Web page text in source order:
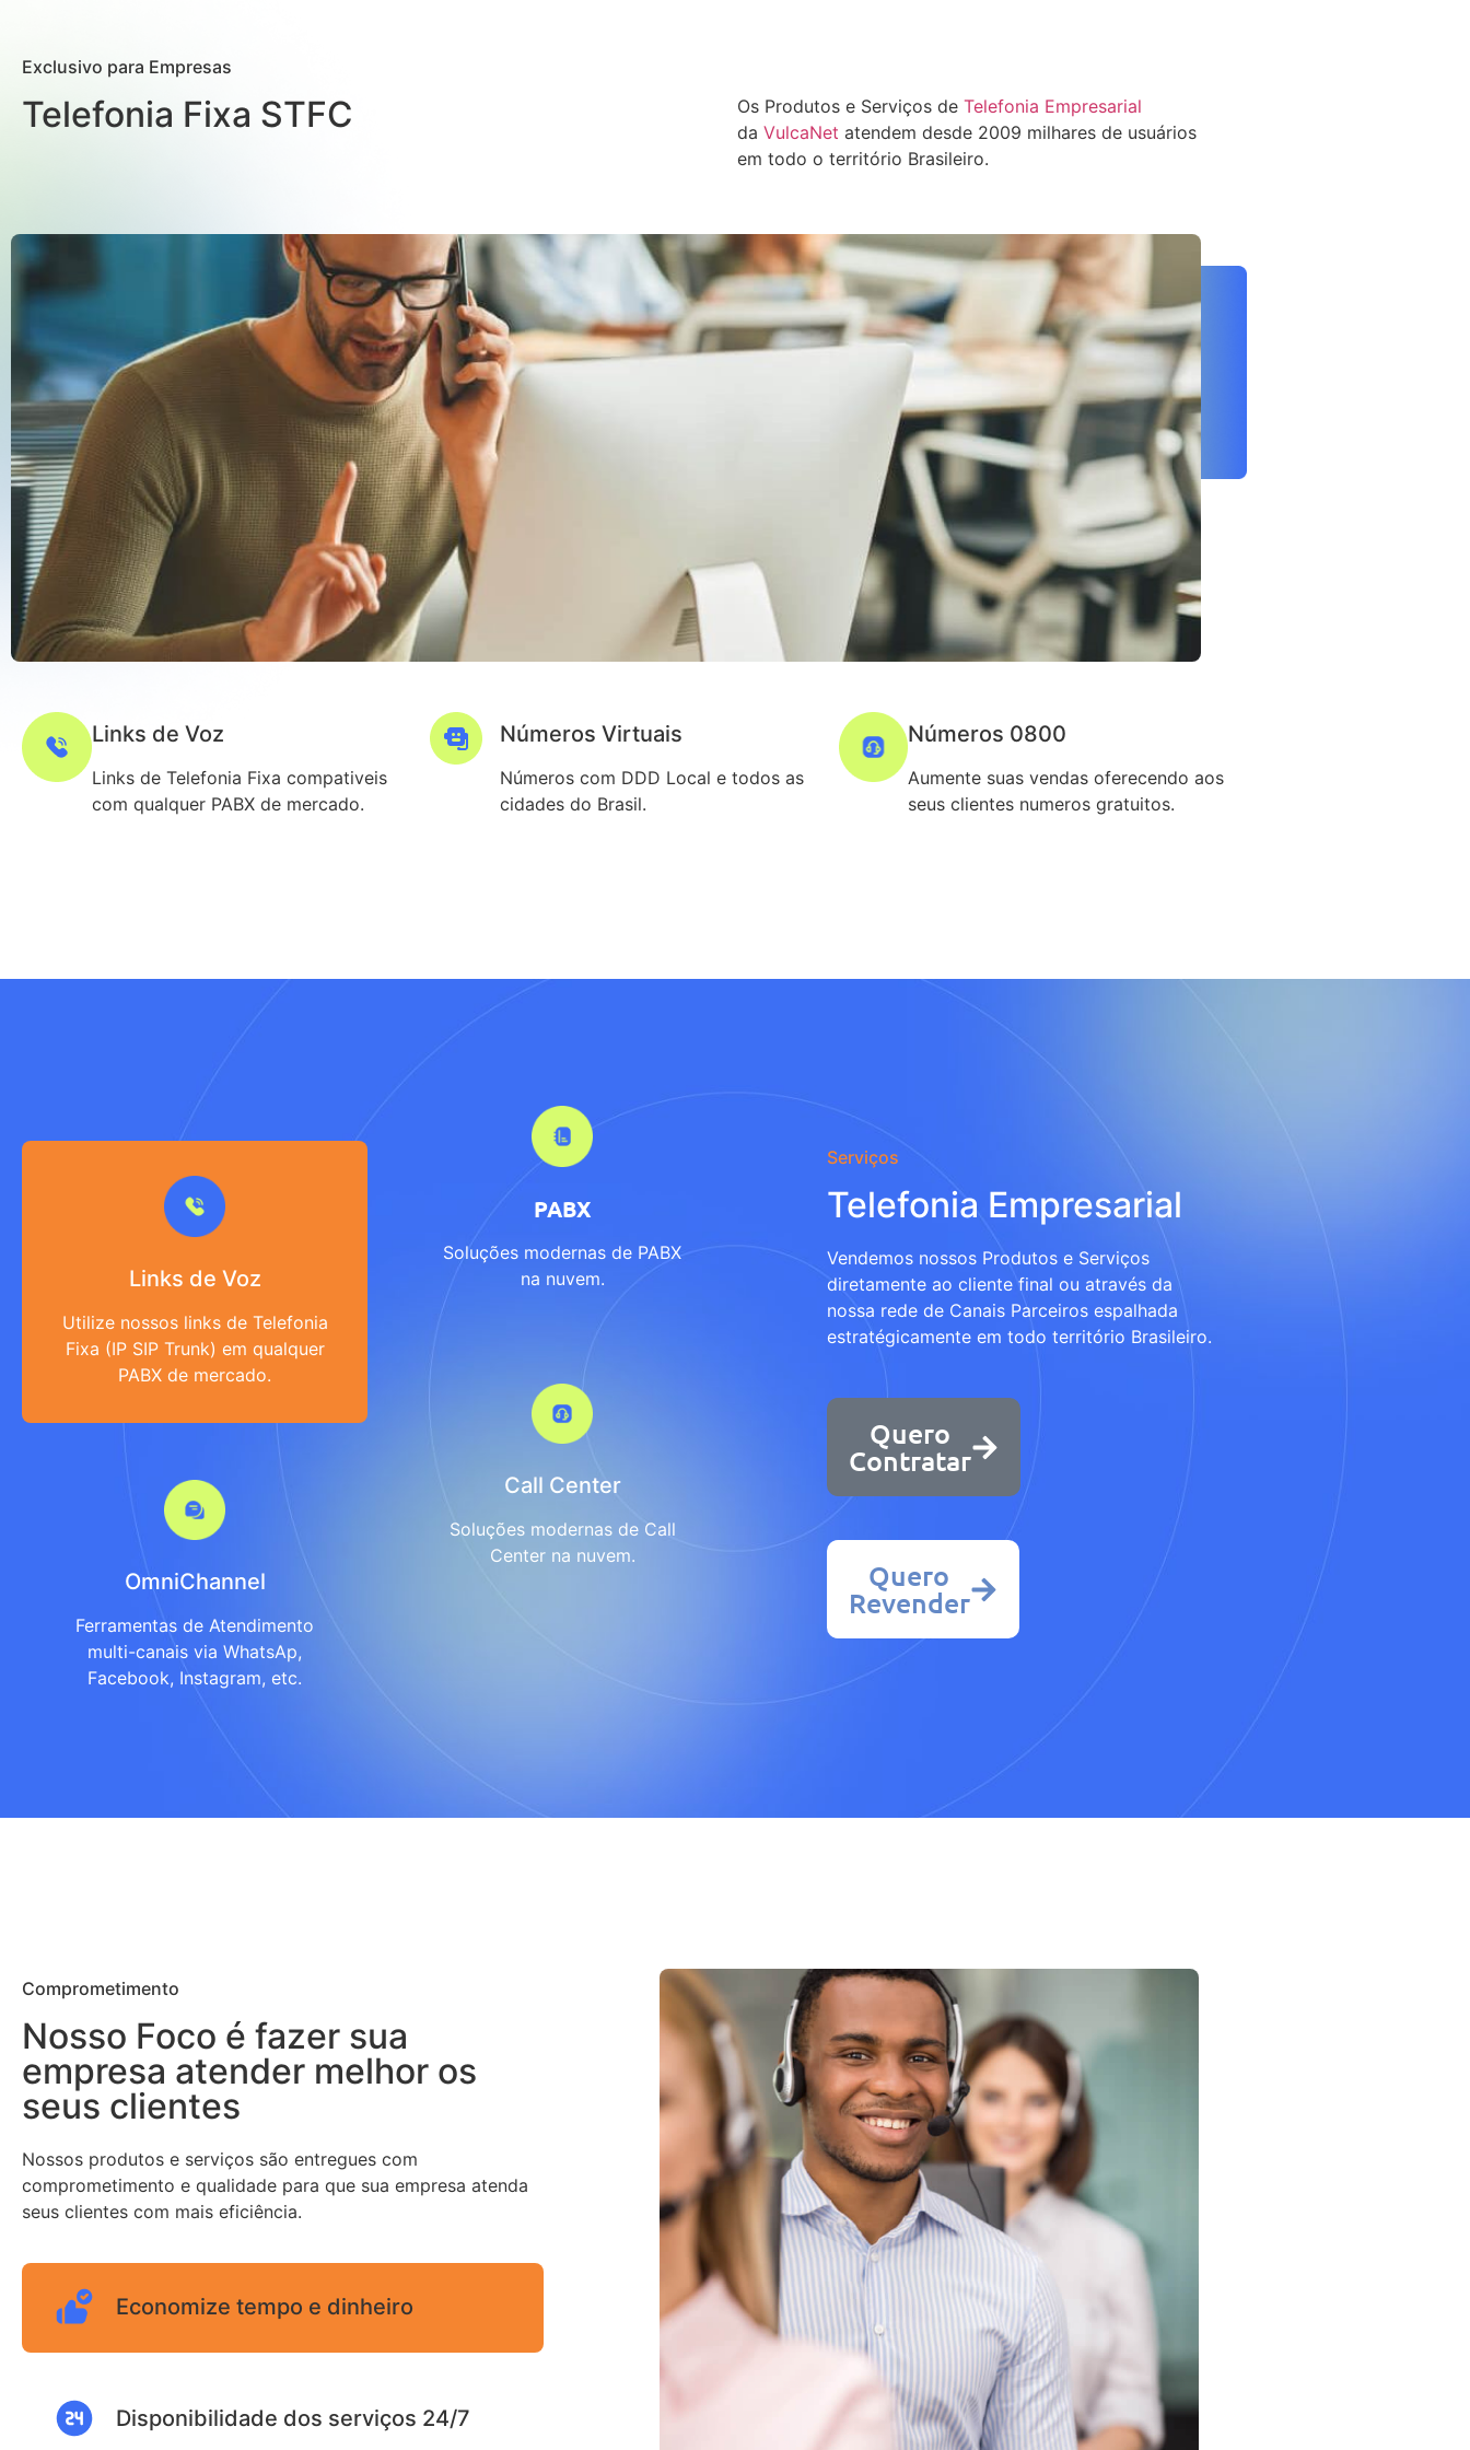
Exclusivo para Empresas
Telefonia Fixa STFC Os Produtos e Serviços de Telefonia Empresarial
da VulcaNet atendem desde 2009 milhares de usuários
em todo o território Brasileiro.
Links de Voz
Links de Telefonia Fixa compativeis
com qualquer PABX de mercado.
Números Virtuais
Números com DDD Local e todos as
cidades do Brasil.
Números 0800
Aumente suas vendas oferecendo aos
seus clientes numeros gratuitos.
Links de Voz
Utilize nossos links de Telefonia
Fixa (IP SIP Trunk) em qualquer
PABX de mercado.
OmniChannel
Ferramentas de Atendimento
multi-canais via WhatsAp,
Facebook, Instagram, etc.
PABX
Soluções modernas de PABX
na nuvem.
Call Center
Soluções modernas de Call
Center na nuvem.
Serviços
Telefonia Empresarial
Vendemos nossos Produtos e Serviços
diretamente ao cliente final ou através da
nossa rede de Canais Parceiros espalhada
estratégicamente em todo território Brasileiro.
Quero
Contratar
Quero
Revender
Comprometimento
Nosso Foco é fazer sua
empresa atender melhor os
seus clientes
Nossos produtos e serviços são entregues com
comprometimento e qualidade para que sua empresa atenda
seus clientes com mais eficiência.
Economize tempo e dinheiro
Disponibilidade dos serviços 24/7